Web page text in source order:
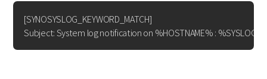
[SYNOSYSLOG_KEYWORD_MATCH]